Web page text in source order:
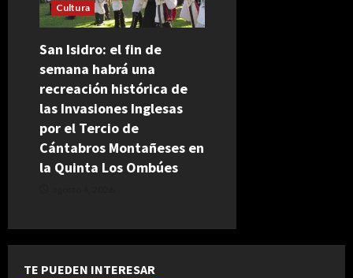
Cultura
San Isidro: el fin de
semana habrá una
recreación histórica de
las Invasiones Inglesas
por el Tercio de
Cántabros Montañeses en
la Quinta Los Ombúes
TE PUEDEN INTERESAR